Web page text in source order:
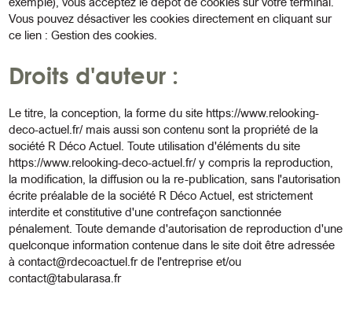
Vous pouvez désactiver les cookies directement en cliquant sur
ce lien :Gestion des cookies
Droits d'auteur :
Le titre, la conception, la forme du site https://www.relooking-
deco-actuel.fr/mais aussi son contenu sont la propriété de la
société R Déco Actuel. Toute utilisation d'éléments du site
https://www.relooking-deco-actuel.fr/y compris la reproduction,
la modification, la diffusion ou la re-publication, sans l'autorisation
écrite préalable de la société R Déco Actuel, est strictement
interdite et constitutive d'une contrefaçon sanctionnée
pénalement. Toute demande d'autorisation de reproduction d'une
quelconque information contenue dans le site doit être adressée
àcontact@rdecoactuel.frde l'entreprise et/ou
contact@tabularasa.fr